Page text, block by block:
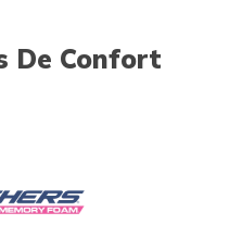
De Confort